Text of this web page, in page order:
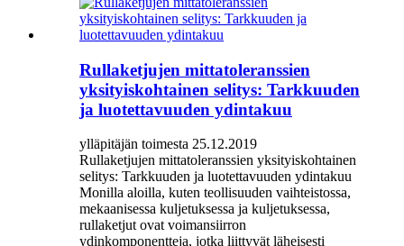
Rullaketjujen mittatoleranssien
yksityiskohtainen selitys: Tarkkuuden
ja luotettavuuden ydintakuu
ylläpitäjän toimesta 25.12.2019
Rullaketjujen mittatoleranssien yksityiskohtainen
selitys: Tarkkuuden ja luotettavuuden ydintakuu
Monilla aloilla, kuten teollisuuden vaihteistossa,
mekaanisessa kuljetuksessa ja kuljetuksessa,
rullaketjut ovat voimansiirron
ydinkomponentteja, jotka liittyvät läheisesti